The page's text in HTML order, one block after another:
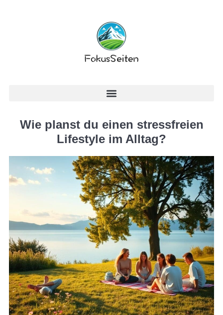
Wie planst du einen stressfreien
Lifestyle im Alltag?